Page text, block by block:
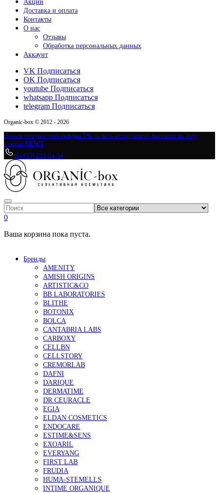
Акции
Доставка и оплата
Контакты
О нас
Отзывы
Обработка персональных данных
Аккаунт
VK Подписаться
OK Подписаться
youtube Подписаться
whatsapp Подписаться
telegram Подписаться
Organic-box © 2012 - 2026
Новым покупателям скидка 5% на весь ассортимент магазина по коду
купона NEW5
8 (495) 233-64-54
0
Ваша корзина пока пуста.
Бренды
AMENITY
AMISH ORIGINS
ARTISTIC&CO
BB LABORATORIES
BLITHE
BOTONIX
BOLCA
CANTABRIA LABS
CARBOXY
CELLBN
CELLSTORY
CREMORLAB
DAFNI
DARIQUE
DERMATIME
DR.CEURACLE
EGIA
ELDAN COSMETICS
ENDOCARE
ESTIME&SENS
EXOARIL
EVERYANG
FIRST LAB
FRUDIA
HUMA-STEMELLS
INTIME ORGANIQUE